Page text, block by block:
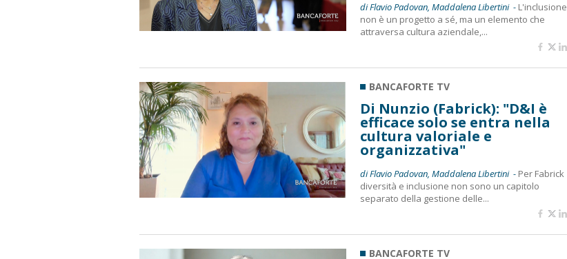
di Flavio Padovan, Maddalena Libertini - L'inclusione
non è un progetto a sé, ma un elemento che
attraversa cultura aziendale,...
BANCAFORTE TV
Di Nunzio (Fabrick): "D&I è
efficace solo se entra nella
cultura valoriale e
organizzativa"
di Flavio Padovan, Maddalena Libertini - Per Fabrick
diversità e inclusione non sono un capitolo
separato della gestione delle...
BANCAFORTE TV